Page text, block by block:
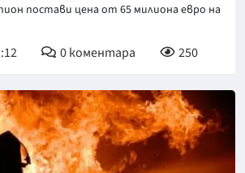
постави цена от 65 милиона евро на
0коментара 250